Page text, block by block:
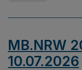
MB.NRW
10.07.2026